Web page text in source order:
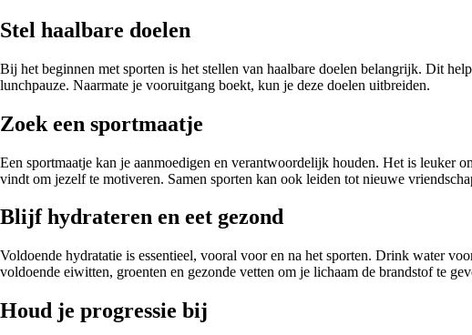
Stel haalbare doelen
Bij het beginnen met sporten is het stellen van haalbare doelen belangrijk. Dit
lunchpauze. Naarmate je vooruitgang boekt, kun je deze doelen uitbreiden.
Zoek een sportmaatje
Een sportmaatje kan je aanmoedigen en verantwoordelijk houden. Het is leuker
vindt om jezelf te motiveren. Samen sporten kan ook leiden tot nieuwe
Blijf hydrateren en eet gezond
Voldoende hydratatie is essentieel, vooral voor en na het sporten. Drink water
voldoende eiwitten, groenten en gezonde vetten om je lichaam de brandstof te
Houd je progressie bij